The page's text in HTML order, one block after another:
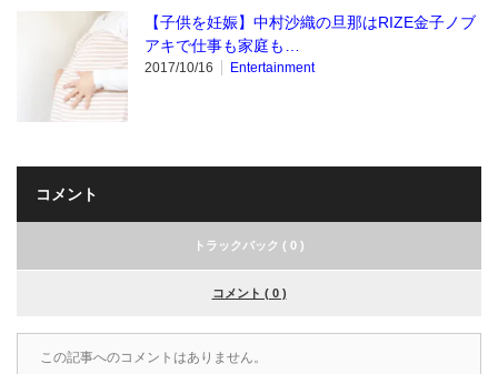
【子供を妊娠】中村沙織の旦那はRIZE金子ノブ
アキで仕事も家庭も…
2017/10/16 Entertainment
コメント
トラックバック ( 0 )
コメント ( 0 )
この記事へのコメントはありません。